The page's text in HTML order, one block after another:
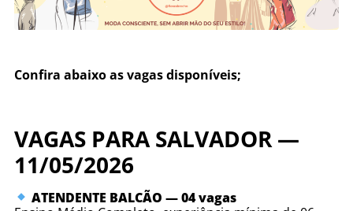
Confira abaixo as vagas disponíveis;
VAGAS PARA SALVADOR —
11/05/2026
ATENDENTE BALCÃO — 04 vagas